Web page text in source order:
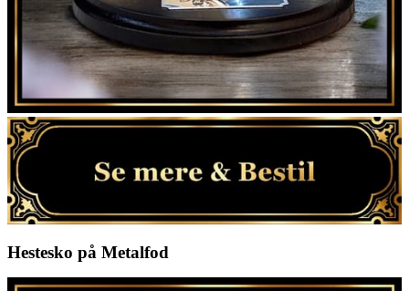
Hestesko på Metalfod